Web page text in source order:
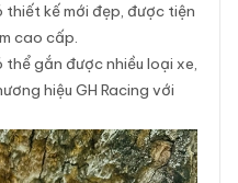
thiết kế mới đẹp, được tiện
cao cấp.
thể gắn được nhiều loại xe,
hiệu GH Racing với